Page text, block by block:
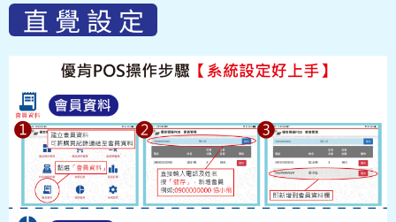
直 覺 設 定